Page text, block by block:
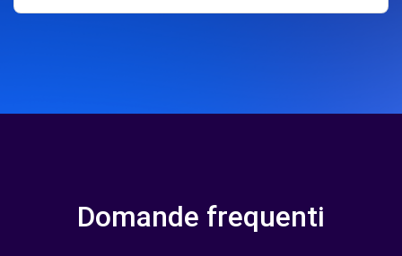
Domande frequenti